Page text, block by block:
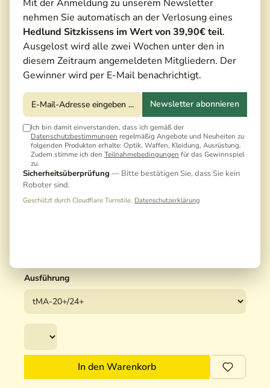
Mit der Anmeldung zu unserem Newsletter
nehmen Sie automatisch an der Verlosung eines
Hedlund Sitzkissens im Wert von 39,90€ teil.
Ausgelost wird alle zwei Wochen unter den in
diesem Zeitraum angemeldeten Mitgliedern. Der
Gewinner wird per E-Mail benachrichtigt.
Newsletter abonnieren
Ich bin damit einverstanden, dass ich gemäß der
Datenschutzbestimmungen regelmäßig Angebote und Neuheiten zu
folgenden Produkten erhalte: Optik, Waffen, Kleidung, Ausrüstung.
Zudem stimme ich den Teilnahmebedingungen für das Gewinnspiel
zu.
Sicherheitsüberprüfung — Bitte bestätigen Sie, dass Sie kein
Roboter sind.
Geschützt durch Cloudflare Turnstile. Datenschutzerklärung
207,00 €* 230,00 €*(10,00% gespart)
Preise inkl. MwSt. zzgl. Versandkosten
Ausführung
In den Warenkorb